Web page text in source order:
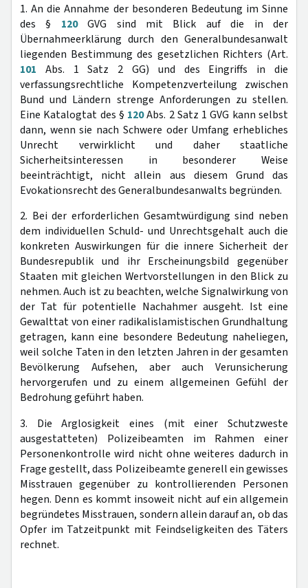
1. An die Annahme der besonderen Bedeutung im Sinne
des § 120GVG sind mit Blick auf die in der
Übernahmeerklärung durch den Generalbundesanwalt
liegenden Bestimmung des gesetzlichen Richters (Art.
101 Abs. 1 Satz 2 GG) und des Eingriffs in die
verfassungsrechtliche Kompetenzverteilung zwischen
Bund und Ländern strenge Anforderungen zu stellen.
Eine Katalogtat des § 120Abs. 2 Satz 1 GVG kann selbst
dann, wenn sie nach Schwere oder Umfang erhebliches
Unrecht verwirklicht und daher staatliche
Sicherheitsinteressen in besonderer Weise
beeinträchtigt, nicht allein aus diesem Grund das
Evokationsrecht des Generalbundesanwalts begründen.
2. Bei der erforderlichen Gesamtwürdigung sind neben
dem individuellen Schuld- und Unrechtsgehalt auch die
konkreten Auswirkungen für die innere Sicherheit der
Bundesrepublik und ihr Erscheinungsbild gegenüber
Staaten mit gleichen Wertvorstellungen in den Blick zu
nehmen. Auch ist zu beachten, welche Signalwirkung von
der Tat für potentielle Nachahmer ausgeht. Ist eine
Gewalttat von einer radikalislamistischen Grundhaltung
getragen, kann eine besondere Bedeutung naheliegen,
weil solche Taten in den letzten Jahren in der gesamten
Bevölkerung Aufsehen, aber auch Verunsicherung
hervorgerufen und zu einem allgemeinen Gefühl der
Bedrohung geführt haben.
3. Die Arglosigkeit eines (mit einer Schutzweste
ausgestatteten) Polizeibeamten im Rahmen einer
Personenkontrolle wird nicht ohne weiteres dadurch in
Frage gestellt, dass Polizeibeamte generell ein gewisses
Misstrauen gegenüber zu kontrollierenden Personen
hegen. Denn es kommt insoweit nicht auf ein allgemein
begründetes Misstrauen, sondern allein darauf an, ob das
Opfer im Tatzeitpunkt mit Feindseligkeiten des Täters
rechnet.